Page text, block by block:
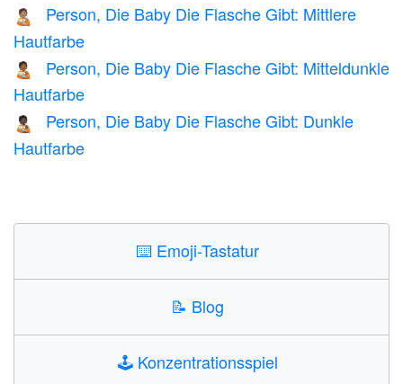
🧑🏽‍🍼
Person, Die Baby Die Flasche Gibt: Mittlere
Hautfarbe
🧑🏾‍🍼
Person, Die Baby Die Flasche Gibt: Mitteldunkle
Hautfarbe
🧑🏿‍🍼
Person, Die Baby Die Flasche Gibt: Dunkle
Hautfarbe
⌨️ Emoji-Tastatur
📝 Blog
🕹️ Konzentrationsspiel